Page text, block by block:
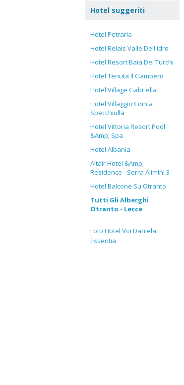
Hotel suggeriti
Hotel Petraria
Hotel Relais Valle Dell'idro
Hotel Resort Baia Dei Turchi
Hotel Tenuta Il Gambero
Hotel Village Gabriella
Hotel Villaggio Conca
Specchiulla
Hotel Vittoria Resort Pool
&Amp; Spa
Hotel Albania
Altair Hotel &Amp;
Residence - Serra Alimini 3
Hotel Balcone Su Otranto
Tutti Gli Alberghi
Otranto - Lecce
Foto Hotel Voi Daniela
Essentia